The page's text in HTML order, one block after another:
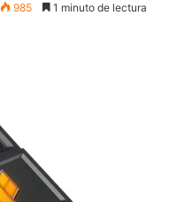
985 1 minuto de lectura